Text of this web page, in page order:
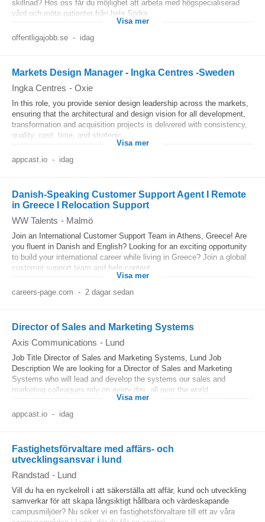
skillnad? Hos oss får du möjlighet att arbeta med högspecialiserad
vård och möta patienter från hela Södra...
Visa mer
offentligajobb.se - idag
Markets Design Manager - Ingka Centres -Sweden
Ingka Centres - Oxie
In this role, you provide senior design leadership across the markets,
ensuring that the architectural and design vision for all development,
transformation and acquisition projects is delivered with consistency,
quality, cost, time, and strategic...
Visa mer
appcast.io - idag
Danish-Speaking Customer Support Agent I Remote
in Greece I Relocation Support
WW Talents - Malmö
Join an International Customer Support Team in Athens, Greece! Are
you fluent in Danish and English? Looking for an exciting opportunity
to build your international career while living in Greece? Join a global
customer support team and help content...
Visa mer
careers-page.com - 2 dagar sedan
Director of Sales and Marketing Systems
Axis Communications - Lund
Job Title Director of Sales and Marketing Systems, Lund Job
Description We are looking for a Director of Sales and Marketing
Systems who will lead and develop the systems our sales and
marketing colleagues rely on every day, all over the world....
Visa mer
appcast.io - idag
Fastighetsförvaltare med affärs- och
utvecklingsansvar i lund
Randstad - Lund
Vill du ha en nyckelroll i att säkerställa att affär, kund och utveckling
samverkar för att skapa långsiktigt hållbara och värdeskapande
campusmiljöer? Nu söker vi en fastighetsförvaltare till ett av våra